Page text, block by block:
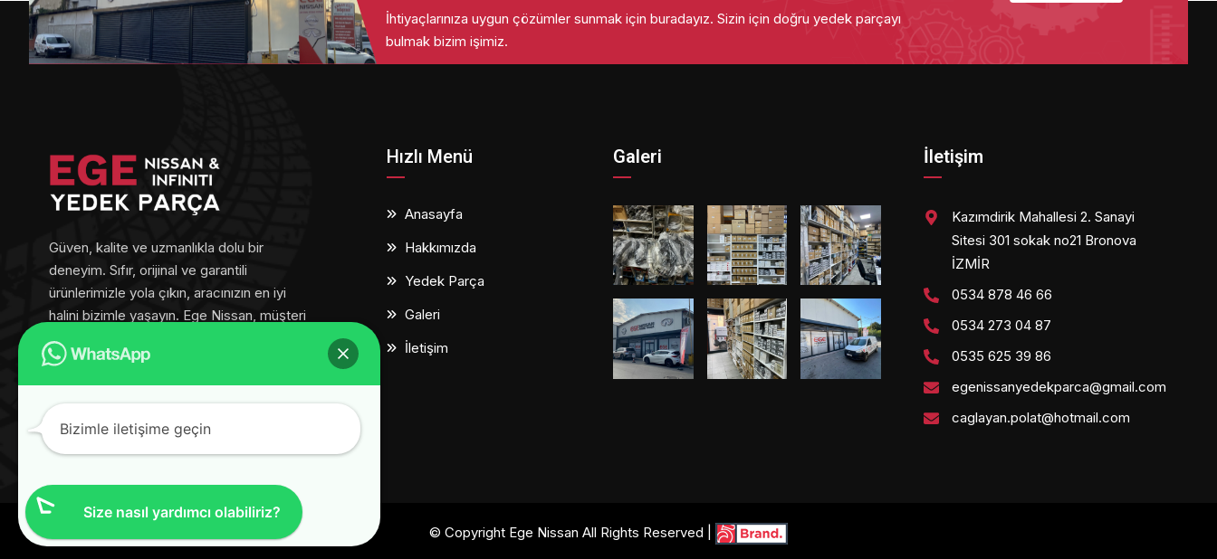
İhtiyaçlarınıza uygun çözümler sunmak için buradayız. Sizin için doğru yedek parçayı
bulmak bizim işimiz.
Güven, kalite ve uzmanlıkla dolu bir
deneyim. Sıfır, orijinal ve garantili
ürünlerimizle yola çıkın, aracınızın en iyi
halini bizimle yaşayın. Ege Nissan, müşteri
memnuniyetini her adımda ön planda
tutar.
Hızlı Menü
Anasayfa
Hakkımızda
Yedek Parça
Galeri
İletişim
Galeri İletişim
Kazımdirik Mahallesi 2. Sanayi
Sitesi 301 sokak no21 Bronova
İZMİR
0534 878 46 66
0534 273 04 87
0535 625 39 86
egenissanyedekparca@gmail.com
caglayan.polat@hotmail.com
© Copyright Ege Nissan All Rights Reserved |
Size nasıl yardımcı olabiliriz?
Bizimle iletişime geçin